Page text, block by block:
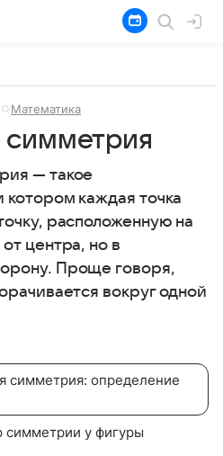
Математика
симметрия
— такое
каждая точка
расположенную на
центра, но в
Проще говоря,
вокруг одной
симметрия: определение
симметрии у фигуры